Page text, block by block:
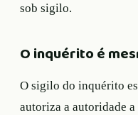
sob sigilo.
O inquérito é
O sigilo do inquérito
autoriza a autoridade